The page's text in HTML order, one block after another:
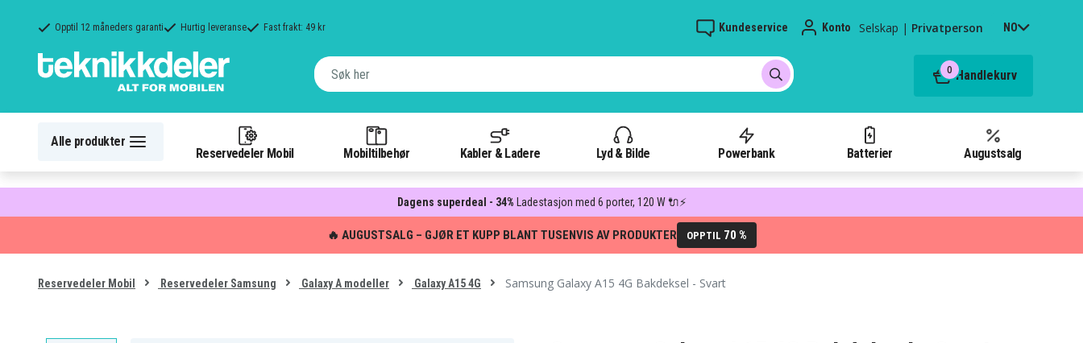
Opptil 12 måneders garanti Hurtig leveranse Fast frakt: 49 kr Kundeservice Konto Selskap | Privatperson NO
0 Handlekurv
Alle produkter
Reservedeler Mobil Mobiltilbehør Kabler & Ladere Lyd & Bilde Powerbank Batterier Augustsalg
Dagens superdeal - 34% Ladestasjon med 6 porter, 120 W 🔌⚡
🔥 AUGUSTSALG – GJØR ET KUPP BLANT TUSENVIS AV PRODUKTER OPPTIL 70 %
Reservedeler Mobil Reservedeler Samsung Galaxy A modeller Galaxy A15 4G Samsung Galaxy A15 4G Bakdeksel - Svart